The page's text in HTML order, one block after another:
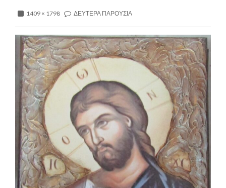
1409 × 1798 ΔΕΥΤΕΡΑ ΠΑΡΟΥΣΙΑ